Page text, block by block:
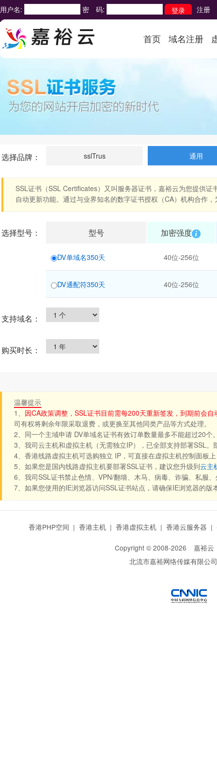
用户名: 密 码: 注册
首页 域名注册
选择品牌： sslTrus 通用
SSL证书（SSL Certificates）又叫服务器证书，嘉裕云为您提供
自动更新功能。通过与业界知名的数字证书授权（CA）机构合作
选择型号： 型号 加密强度
DV单域名350天 40位-256位
DV通配符350天 40位-256位
支持域名：
购买时长：
温馨提示
1、 因CA政策调整，SSL证书目前需每200天重新签发，到期前会自
司有权将剩余年限采取退费，或更换至其他同类产品等方式处理。
2、同一个主域申请 DV单域名证书有效订单数量最多不能超过20
3、我司云主机和虚拟主机（无需独立IP），已全部支持部署SSL
4、香港线路虚拟主机可选购独立 IP，可直接在虚拟主机控制面板
5、如果您是国内线路虚拟主机要部署SSL证书，建议您升级到云主
6、我司SSL证书禁止色情、VPN/翻墙、木马、病毒、诈骗、私服
7、如果您使用的IE浏览器访问SSL证书站点，请确保IE浏览器的版
香港PHP空间 | 香港主机 | 香港虚拟主机 | 香港云服务器 |
Copyright © 2008-2026 嘉裕云
北流市嘉裕网络传媒有限公司